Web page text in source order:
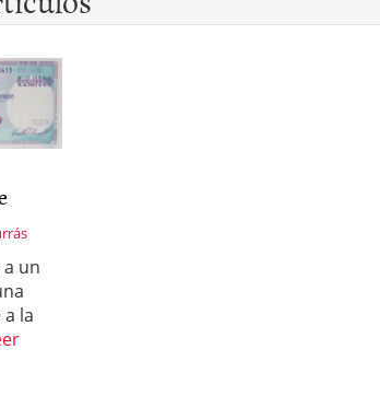
un
la